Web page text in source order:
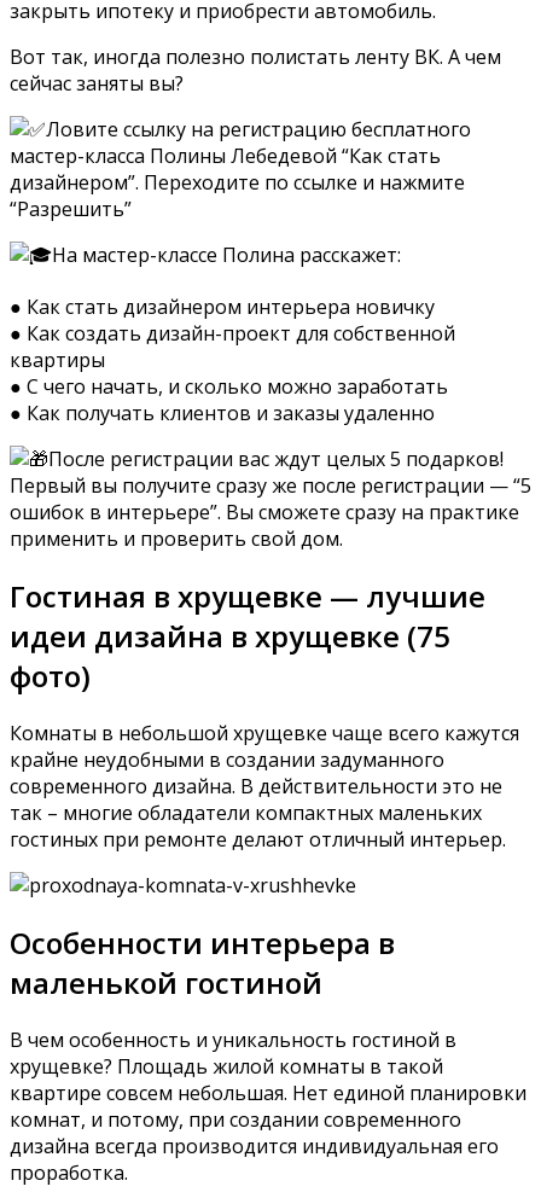
закрыть ипотеку и приобрести автомобиль.
Вот так, иногда полезно полистать ленту ВК. А чем
сейчас заняты вы?
Ловите ссылку на регистрацию бесплатного
мастер-класса Полины Лебедевой “Как стать
дизайнером”. Переходите по ссылке и нажмите
“Разрешить”
На мастер-классе Полина расскажет:
● Как стать дизайнером интерьера новичку
● Как создать дизайн-проект для собственной
квартиры
● С чего начать, и сколько можно заработать
● Как получать клиентов и заказы удаленно
После регистрации вас ждут целых 5 подарков!
Первый вы получите сразу же после регистрации — “5
ошибок в интерьере”. Вы сможете сразу на практике
применить и проверить свой дом.
Гостиная в хрущевке — лучшие
идеи дизайна в хрущевке (75
фото)
Комнаты в небольшой хрущевке чаще всего кажутся
крайне неудобными в создании задуманного
современного дизайна. В действительности это не
так – многие обладатели компактных маленьких
гостиных при ремонте делают отличный интерьер.
Особенности интерьера в
маленькой гостиной
В чем особенность и уникальность гостиной в
хрущевке? Площадь жилой комнаты в такой
квартире совсем небольшая. Нет единой планировки
комнат, и потому, при создании современного
дизайна всегда производится индивидуальная его
проработка.